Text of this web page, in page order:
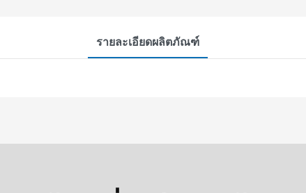
รายละเอียดผลิตภัณฑ์